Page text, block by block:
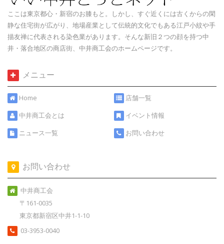
ここは東京都心・新宿のお膝もと。しかし、すぐ近くには古くからの閑
静な住宅街が広がり、地場産業として伝統的文化でもある江戸小紋や手
描友禅に代表される染色業があります。そんな新旧２つの顔を持つ中
井・落合地区の商店街、中井商工会のホームページです。
メニュー
Home
中井商工会とは
ニュース一覧
店舗一覧
イベント情報
お問い合わせ
お問い合わせ
中井商工会
〒161-0035
東京都新宿区中井1-1-10
03-3953-0040